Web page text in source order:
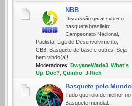
NBB
Discussão geral sobre o
basquete brasileiro:
Campeonato Nacional,
Paulista, Liga de Desenvolvimento,
CBB, Basquete de base e outros. Seja
bem vindo(a)!
Moderadores: DwyaneWade3 What's
Up, Doc? Quinho J-Rich
Basquete pelo Mundo
Tudo que rola de melhor no
Basquete mundial...